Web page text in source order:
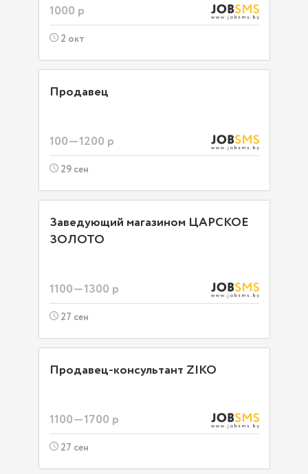
1000 р
2 окт
Продавец
100—1200 р
29 сен
Заведующий магазином ЦАРСКОЕ
ЗОЛОТО
1100—1300 р
27 сен
Продавец-консультант ZIKO
1100—1700 р
27 сен